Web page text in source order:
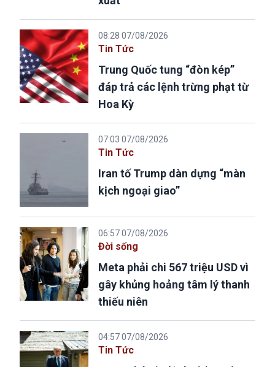
08:28 07/08/2026
Tin Tức
Trung Quốc tung “đòn kép”
đáp trả các lệnh trừng phạt từ
Hoa Kỳ
07:03 07/08/2026
Tin Tức
Iran tố Trump dàn dựng “màn
kịch ngoại giao”
06:57 07/08/2026
Đời sống
Meta phải chi 567 triệu USD vì
gây khủng hoảng tâm lý thanh
thiếu niên
04:57 07/08/2026
Tin Tức